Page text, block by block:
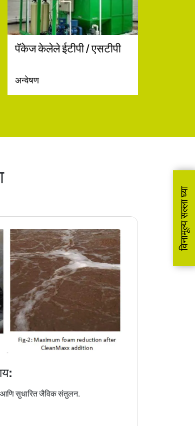
पॅकेज केलेले ईटीपी / एसटीपी
अन्वेषण
सुधारित जैविक संतुलन.
विनामूल्य सल्ला घ्या